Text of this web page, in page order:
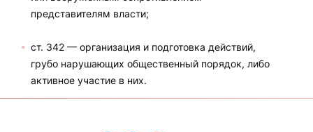
представителям власти;
ст. 342 — организация и подготовка действий,
грубо нарушающих общественный порядок, либо
активное участие в них.